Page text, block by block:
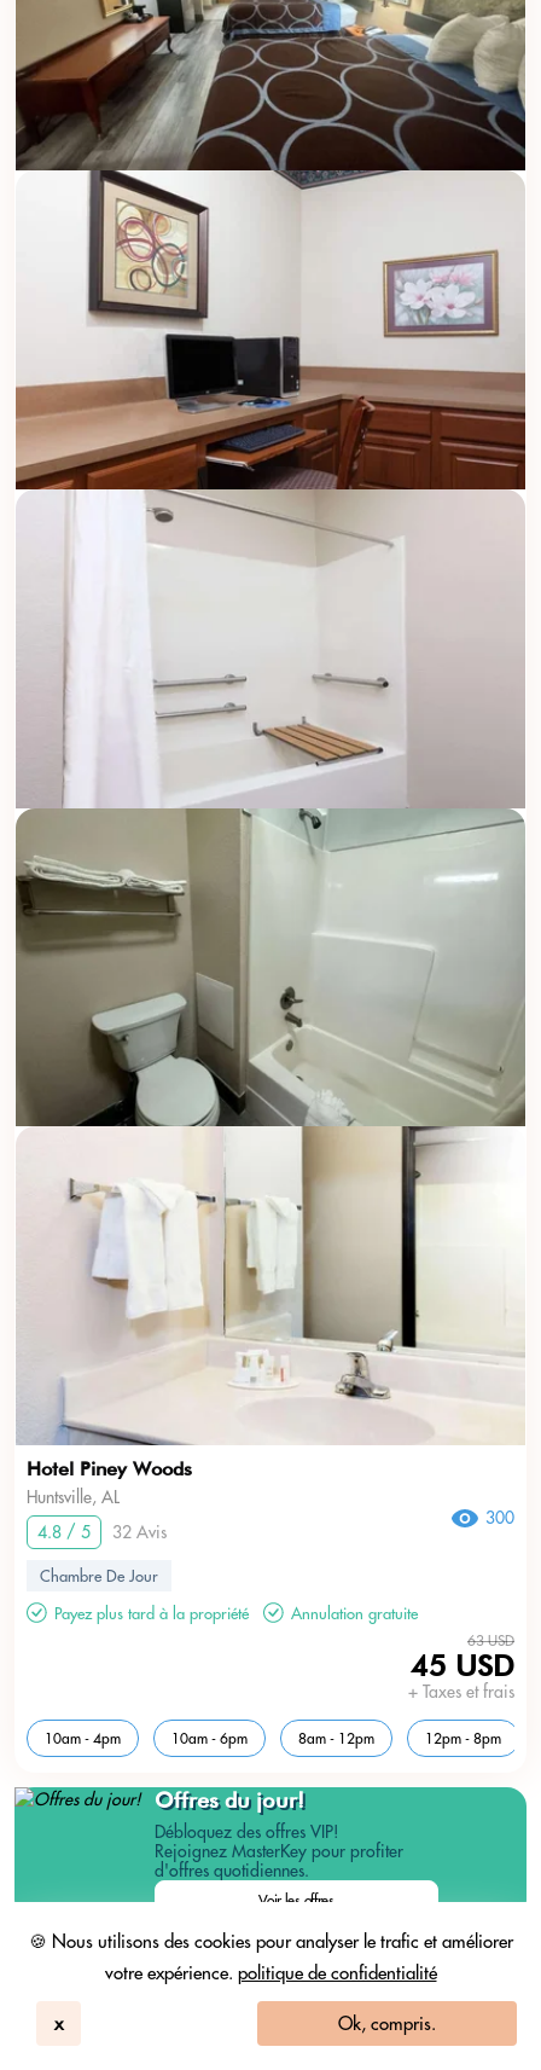
🍪 Nous utilisons des cookies pour analyser le trafic et améliorer
votre expérience. politique de confidentialité
x Ok, compris.
Hotel Piney Woods
Huntsville, AL
4.8 / 5
32 Avis
300
Chambre De Jour
Payez plus tard à la propriété
Annulation gratuite
63 USD
45 USD
+ Taxes et frais
10am - 4pm 10am - 6pm 8am - 12pm 12pm - 8pm
Offres du jour!
Débloquez des offres VIP!
Rejoignez MasterKey pour profiter
d'offres quotidiennes.
Voir les offres
Pass piscine inclus